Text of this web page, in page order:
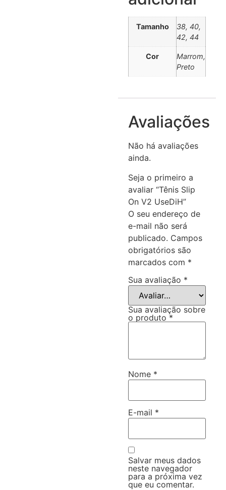
Tamanho
38, 40,
42, 44
Cor
Marrom,
Preto
Avaliações
Não há avaliações
ainda.
Seja o primeiro a
avaliar “Tênis Slip
On V2 UseDiH”
O seu endereço de
e-mail não será
publicado. Campos
obrigatórios são
marcados com *
Sua avaliação *
Sua avaliação sobre
o produto *
Nome *
E-mail *
Salvar meus dados
neste navegador
para a próxima vez
que eu comentar.